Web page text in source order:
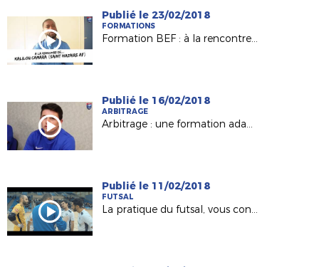
Publié le 23/02/2018
FORMATIONS
Formation BEF : à la rencontre de Kalilou Camara (Saint Nazaire AF)
Publié le 16/02/2018
ARBITRAGE
Arbitrage : une formation adaptée pour nos jeunes arbitres à Laval !
Publié le 11/02/2018
FUTSAL
La pratique du futsal, vous connaissez?